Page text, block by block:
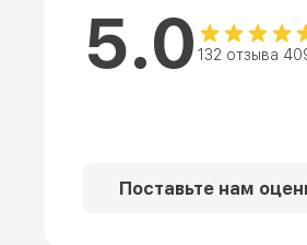
5.0 132 отзыва
Поставьте нам